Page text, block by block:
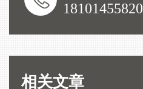
18101455820
相关文章